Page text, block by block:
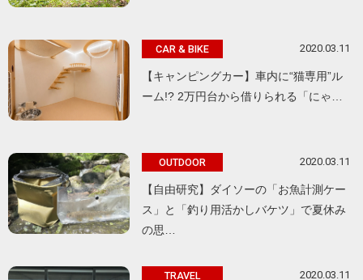
CAR & BIKE 2020.03.11
【キャンピングカー】車内に“猫専用”ル
ーム!? 2万円台から借りられる「にゃ…
OUTDOOR 2020.03.11
【自由研究】ダイソーの「お魚計測ケー
ス」と「釣り用活かしバケツ」で夏休み
の思…
TRAVEL 2020.03.11